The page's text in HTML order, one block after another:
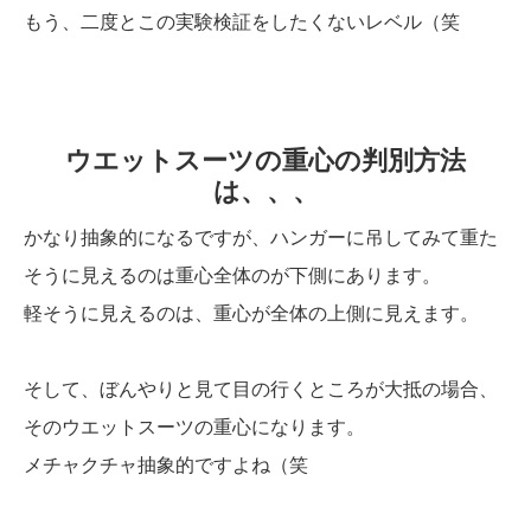
もう、二度とこの実験検証をしたくないレベル（笑
ウエットスーツの重心の判別方法
は、、、
かなり抽象的になるですが、ハンガーに吊してみて重た
そうに見えるのは重心全体のが下側にあります。
軽そうに見えるのは、重心が全体の上側に見えます。
そして、ぼんやりと見て目の行くところが大抵の場合、
そのウエットスーツの重心になります。
メチャクチャ抽象的ですよね（笑